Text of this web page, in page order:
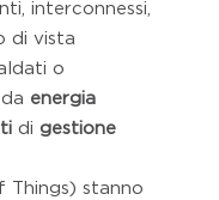
interconnessi,
di vista
o
energia
di gestione
stanno